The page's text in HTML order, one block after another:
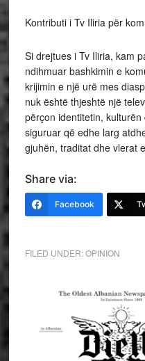
Kontributi i Tv Iliria për
Si drejtues i Tv Iliria, kam
ndihmuar bashkimin e
krijimin e një urë mes
nuk është thjeshtë një
përçon identitetin,
siguruar që edhe larg
gjuhën, traditat dhe vlerat
Share via:
Facebook
FILED UNDER:OPINION